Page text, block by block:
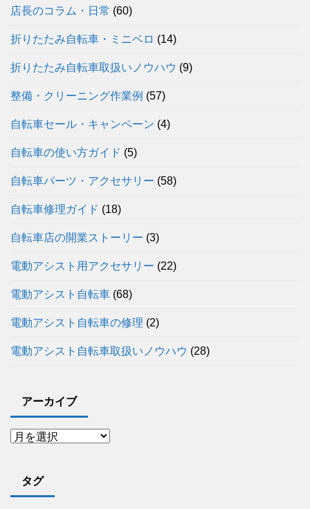
店長のコラム・日常 (60)
折りたたみ自転車・ミニベロ (14)
折りたたみ自転車取扱いノウハウ (9)
整備・クリーニング作業例 (57)
自転車セール・キャンペーン (4)
自転車の使い方ガイド (5)
自転車パーツ・アクセサリー (58)
自転車修理ガイド (18)
自転車店の開業ストーリー (3)
電動アシスト用アクセサリー (22)
電動アシスト自転車 (68)
電動アシスト自転車の修理 (2)
電動アシスト自転車取扱いノウハウ (28)
アーカイブ
タグ